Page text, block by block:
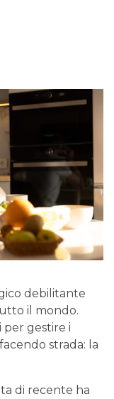
debilitante
il mondo.
per gestire i
strada: la
di recente ha